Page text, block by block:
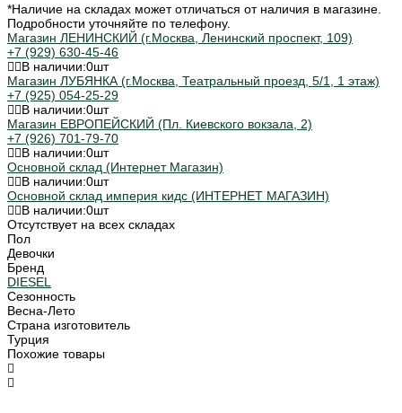
*Наличие на складах может отличаться от наличия в магазине.
Подробности уточняйте по телефону.
Магазин ЛЕНИНСКИЙ (г.Москва, Ленинский проспект, 109)
+7 (929) 630-45-46
В наличии:0шт
Магазин ЛУБЯНКА (г.Москва, Театральный проезд, 5/1, 1 этаж)
+7 (925) 054-25-29
В наличии:0шт
Магазин ЕВРОПЕЙСКИЙ (Пл. Киевского вокзала, 2)
+7 (926) 701-79-70
В наличии:0шт
Основной склад (Интернет Магазин)
В наличии:0шт
Основной склад империя кидс (ИНТЕРНЕТ МАГАЗИН)
В наличии:0шт
Отсутствует на всех складах
Пол
Девочки
Бренд
DIESEL
Сезонность
Весна-Лето
Страна изготовитель
Турция
Похожие товары